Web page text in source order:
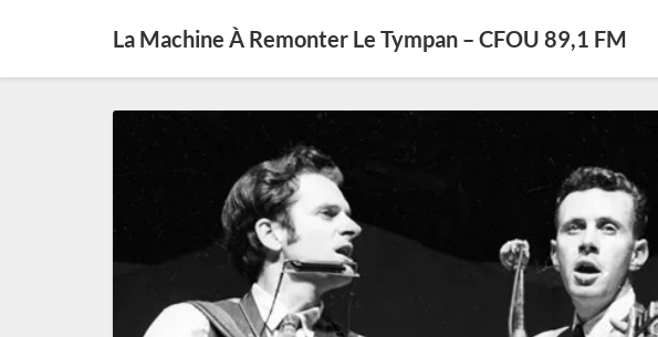
La Machine À Remonter Le Tympan – CFOU 89,1 FM
Revival